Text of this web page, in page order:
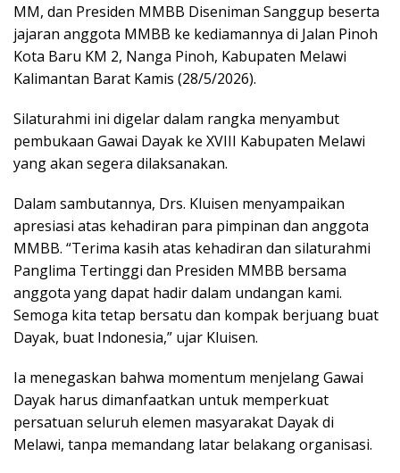
MM, dan Presiden MMBB Diseniman Sanggup beserta
jajaran anggota MMBB ke kediamannya di Jalan Pinoh
Kota Baru KM 2, Nanga Pinoh, Kabupaten Melawi
Kalimantan Barat Kamis (28/5/2026).
Silaturahmi ini digelar dalam rangka menyambut
pembukaan Gawai Dayak ke XVIII Kabupaten Melawi
yang akan segera dilaksanakan.
Dalam sambutannya, Drs. Kluisen menyampaikan
apresiasi atas kehadiran para pimpinan dan anggota
MMBB. “Terima kasih atas kehadiran dan silaturahmi
Panglima Tertinggi dan Presiden MMBB bersama
anggota yang dapat hadir dalam undangan kami.
Semoga kita tetap bersatu dan kompak berjuang buat
Dayak, buat Indonesia,” ujar Kluisen.
Ia menegaskan bahwa momentum menjelang Gawai
Dayak harus dimanfaatkan untuk memperkuat
persatuan seluruh elemen masyarakat Dayak di
Melawi, tanpa memandang latar belakang organisasi.